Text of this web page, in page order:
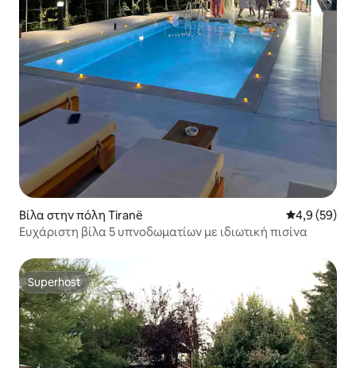
Βίλα στην πόλη Tiranë Μέση
4,9 (59)
Ευχάριστη βίλα 5 υπνοδωματίων με ιδιωτική πισίνα
Superhost
Superhost